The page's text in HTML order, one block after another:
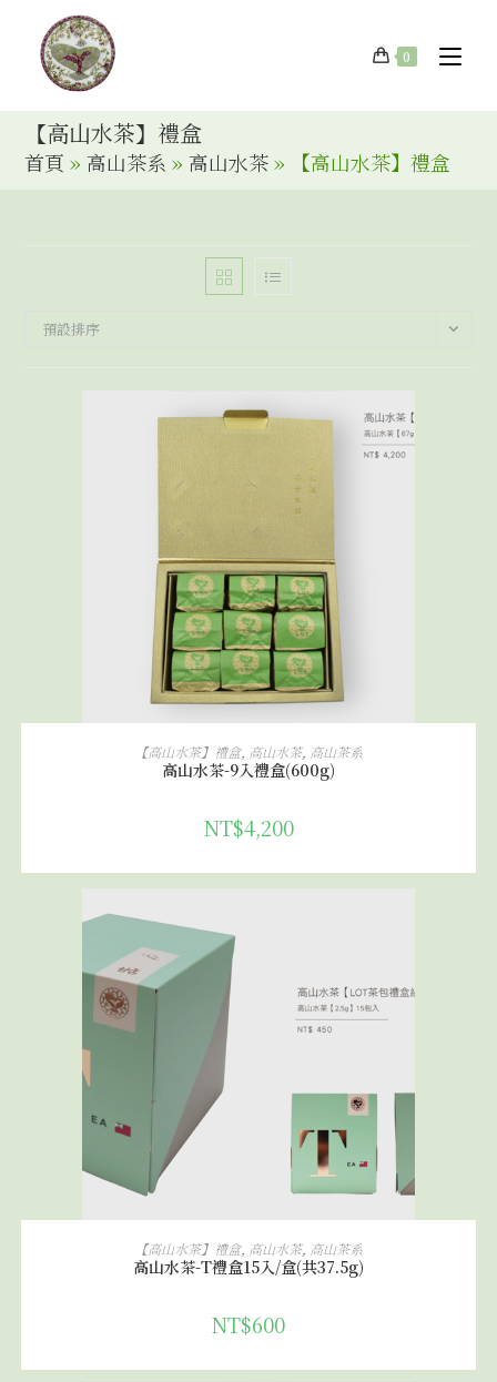
0
【高山水茶】禮盒
首頁 »高山茶系 »高山水茶» 【高山水茶】禮盒
預設排序
加入購物車
【高山水茶】禮盒, 高山水茶, 高山茶系
高山水茶-9入禮盒(600g)
NT$4,200
加入購物車
【高山水茶】禮盒, 高山水茶, 高山茶系
高山水茶-T禮盒15入/盒(共37.5g)
NT$600